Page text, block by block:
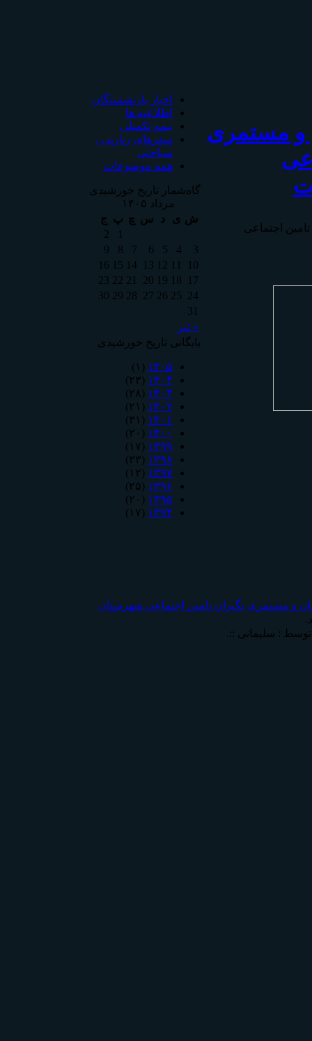
و مستمری
اجتماعی
اخبار بازنشستگان
اطلاعیه ها
بیمه تکمیلی
سفرهای زیارتی ،
سیاحتی
همه موضوعات
گاه‌شمار تاریخ خورشیدی
مرداد ۱۴۰۵
ش ی د س چ پ ج
« تیر
1
2
3
4
5
6
7
8
9
10
11
12
13
14
15
16
17
18
19
20
21
22
23
24
25
26
27
28
29
30
31
بایگانی تاریخ خورشیدی
۱۴۰۵ (۱)
۱۴۰۴ (۲۳)
۱۴۰۳ (۲۸)
۱۴۰۲ (۲۱)
۱۴۰۱ (۳۱)
۱۴۰۰ (۲۰)
۱۳۹۹ (۱۷)
۱۳۹۸ (۳۳)
۱۳۹۷ (۱۲)
۱۳۹۶ (۲۵)
۱۳۹۵ (۲۰)
۱۳۹۴ (۱۷)
و مستمری بگیران تامين اجتماعی شهرستان